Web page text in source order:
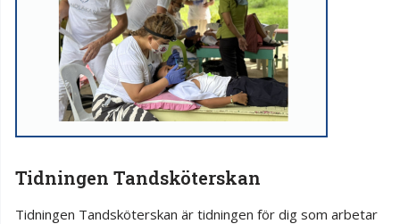
Tidningen Tandsköterskan
Tidningen Tandsköterskan är tidningen för dig som arbetar